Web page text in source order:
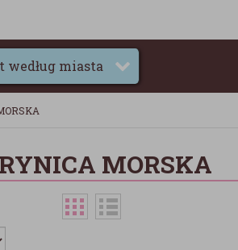
według miasta
MORSKA